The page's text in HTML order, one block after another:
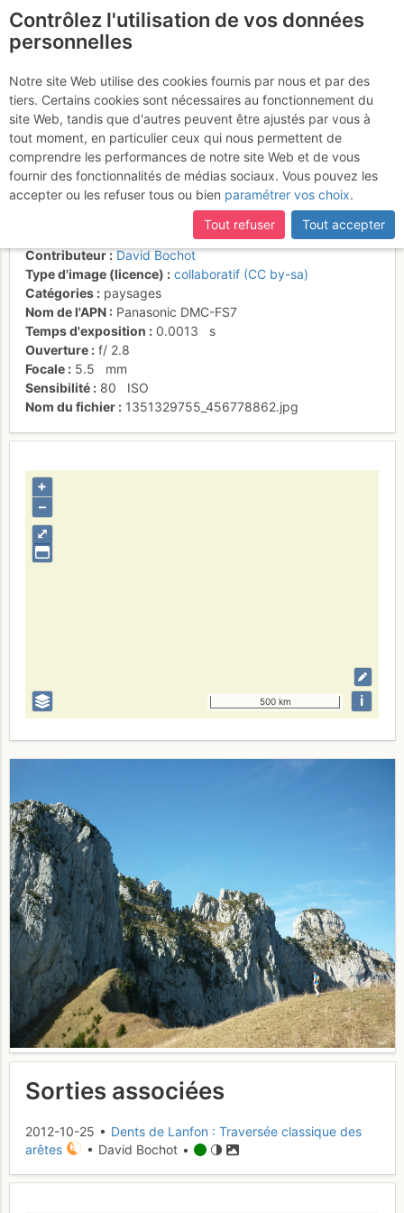
Vue sur les dents
depuis le pied de pointe
Sud
25 oct. 2012 13:53
Contributeur
David Bochot
Type d'image (licence)
collaboratif (CC by-sa)
Catégories
paysages
Nom de l'APN
Panasonic DMC-FS7
Temps d'exposition
0.0013
s
Ouverture
f/ 2.8
Focale
5.5
mm
Sensibilité
80
ISO
Nom du fichier
1351329755_456778862.jpg
⤢
+
–
500 km i
Sorties associées
2012-10-25 • Dents de Lanfon : Traversée classique des
arêtes
• David Bochot •
Contrôlez l'utilisation de vos données
personnelles
Notre site Web utilise des cookies fournis par nous et par des
tiers. Certains cookies sont nécessaires au fonctionnement du
site Web, tandis que d'autres peuvent être ajustés par vous à
tout moment, en particulier ceux qui nous permettent de
comprendre les performances de notre site Web et de vous
fournir des fonctionnalités de médias sociaux. Vous pouvez les
accepter ou les refuser tous ou bien paramétrer vos choix.
Tout refuser
Tout accepter